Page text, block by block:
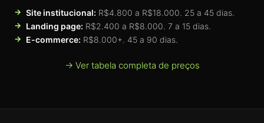
Site institucional: R$4.800 a R$18.000. 25 a 45 dias.
Landing page: R$2.400 a R$8.000. 7 a 15 dias.
E-commerce: R$8.000+. 45 a 90 dias.
→ Ver tabela completa de preços